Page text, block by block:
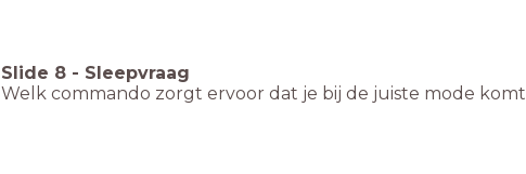
Slide 8 - Sleepvraag
Welk commando zorgt ervoor dat je bij de juiste mode komt